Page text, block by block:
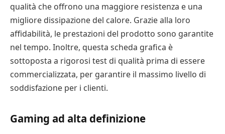
qualità che offrono una maggiore resistenza e una
migliore dissipazione del calore. Grazie alla loro
affidabilità, le prestazioni del prodotto sono garantite
nel tempo. Inoltre, questa scheda grafica è
sottoposta a rigorosi test di qualità prima di essere
commercializzata, per garantire il massimo livello di
soddisfazione per i clienti.
Gaming ad alta definizione